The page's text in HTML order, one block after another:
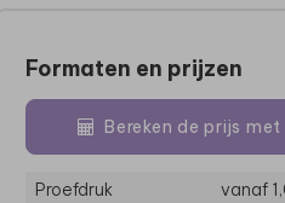
Formaten en prijzen
Bereken de prijs
Proefdruk
vanaf